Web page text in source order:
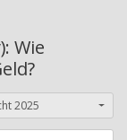
Wie
2025